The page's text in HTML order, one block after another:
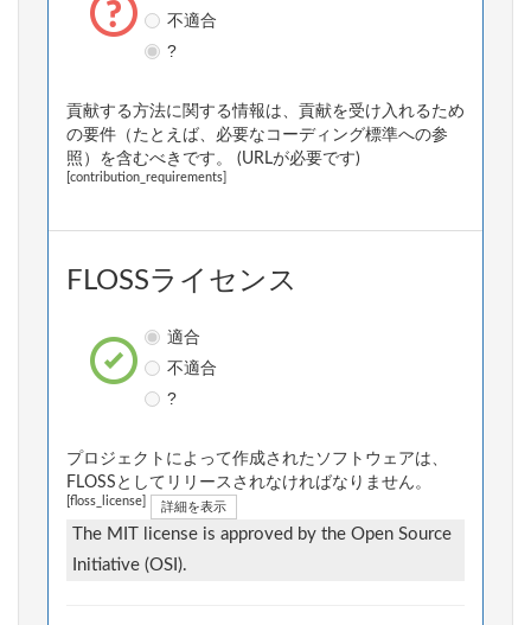
不適合
?
貢献する方法に関する情報は、貢献を受け入れるため
の要件（たとえば、必要なコーディング標準への参
照）を含むべきです。 (URLが必要です)
[contribution_requirements]
FLOSSライセンス
適合
不適合
?
プロジェクトによって作成されたソフトウェアは、
FLOSSとしてリリースされなければなりません。
[floss_license] 詳細を表示
The MIT license is approved by the Open Source
Initiative (OSI).